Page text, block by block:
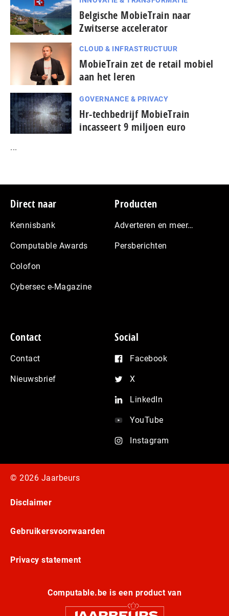
Belgische MobieTrain naar
Zwitserse accelerator
CLOUD & INFRASTRUCTUUR
MobieTrain zet de retail mobiel
aan het leren
GOVERNANCE & PRIVACY
Hr-techbedrijf MobieTrain
incasseert 9 miljoen euro
...
Footer
Direct naar
Kennisbank
Computable Awards
Colofon
Cybersec e-Magazine
Producten
Adverteren en meer…
Persberichten
Contact
Contact
Nieuwsbrief
Social
Facebook
X
LinkedIn
YouTube
Instagram
© 2026 Jaarbeurs
Disclaimer
Gebruikersvoorwaarden
Privacy statement
Computable.be is een product van